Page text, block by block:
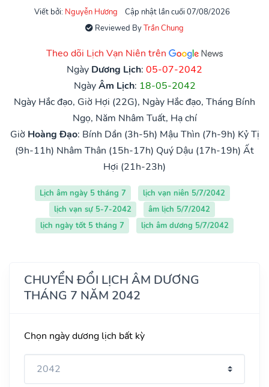
Viết bởi: Nguyễn Hương
Cập nhật lần cuối 07/08/2026
Reviewed ByTrần Chung
Theo dõi Lịch Vạn Niên trên
Ngày Dương Lịch: 05-07-2042
NgàyÂm Lịch: 18-05-2042
Ngày Hắc đạo, Giờ Hợi (22G), Ngày Hắc đạo, Tháng Bính
Ngọ, Năm Nhâm Tuất, Hạ chí
Giờ Hoàng Đạo: Bính Dần (3h-5h) Mậu Thìn (7h-9h) Kỷ Tị
(9h-11h) Nhâm Thân (15h-17h) Quý Dậu (17h-19h) Ất
Hợi (21h-23h)
Lịch âm ngày 5 tháng 7
lịch vạn niên 5/7/2042
lịch vạn sự 5-7-2042
âm lịch 5/7/2042
lịch ngày tốt 5 tháng 7
lịch âm dương 5/7/2042
CHUYỂN ĐỔI LỊCH ÂM DƯƠNG
THÁNG 7 NĂM 2042
Chọn ngày dương lịch bất kỳ